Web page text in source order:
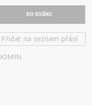
Přidat na seznam přání